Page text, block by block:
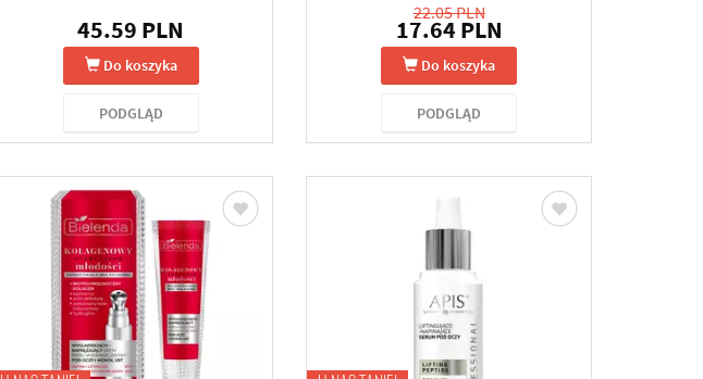
45.59 PLN
Do koszyka
PODGLĄD
22.05 PLN
17.64 PLN
Do koszyka
PODGLĄD